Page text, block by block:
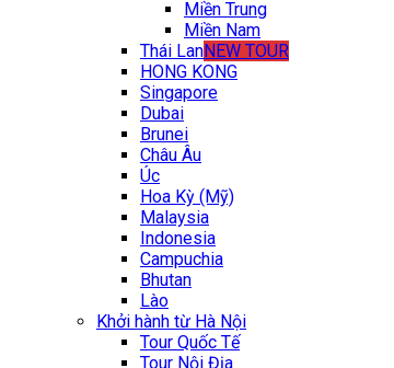
Miền Trung
Miền Nam
Thái LanNEW TOUR
HONG KONG
Singapore
Dubai
Brunei
Châu Âu
Úc
Hoa Kỳ (Mỹ)
Malaysia
Indonesia
Campuchia
Bhutan
Lào
Khởi hành từ Hà Nội
Tour Quốc Tế
Tour Nội Địa